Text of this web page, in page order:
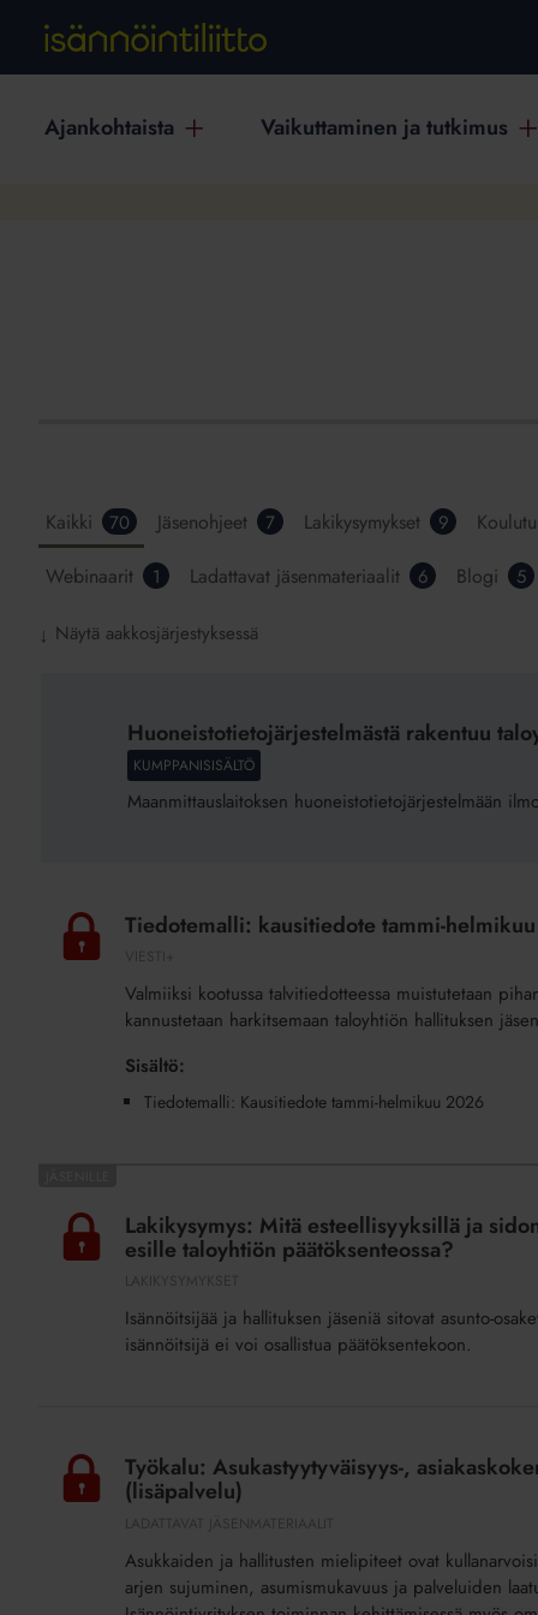
Ajankohtaista Vaikuttaminen ja tutkimus
Kaikki 70 Jäsenohjeet 7 Lakikysymykset 9
Webinaarit 1 Ladattavat jäsenmateriaalit 6 Blogi 5
↓ Näytä aakkosjärjestyksessä
osakehuoneistojen
Huoneistotietojärjestelmästä rakentuu
KUMPPANISISÄLTÖ
Maanmittauslaitoksen huoneistotietojärjestelmään
kausitiedote
tammi-
helmikuu
(lisäpalvelu)
Tiedotemalli: kausitiedote tammi-
Valmiiksi kootussa talvitiedotteessa muistutetaan
kannustetaan harkitsemaan taloyhtiön hallituksen
Sisältö:
Tiedotemalli: Kausitiedote tammi-helmikuu 2026
esteellisyyksillä
tarkoitetaan,
pitäisi
tuoda
esille
päätöksenteossa?
Lakikysymys: Mitä esteellisyyksillä ja
esille taloyhtiön päätöksenteossa?
Isännöitsijää ja hallituksen jäseniä sitovat asunto-
isännöitsijä ei voi osallistua päätöksentekoon.
Asukastyytyväisyys-,
asiakaskokemus-,
taloyhtiöstrategia-
henkilöstökyselyt
Työkalu: Asukastyytyväisyys-,
(lisäpalvelu)
Asukkaiden ja hallitusten mielipiteet ovat
arjen sujuminen, asumismukavuus ja palveluiden